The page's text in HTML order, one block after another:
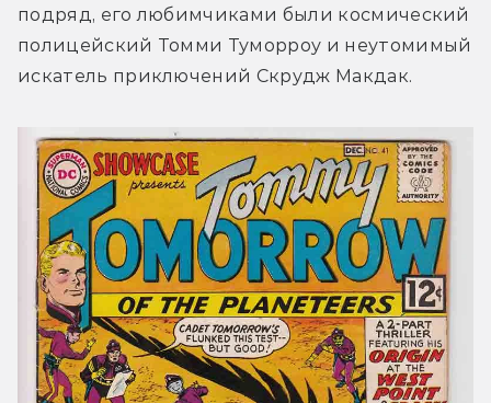
подряд, его любимчиками были космический
полицейский Томми Туморроу и неутомимый
искатель приключений Скрудж Макдак.